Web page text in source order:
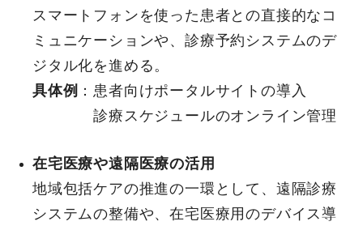
スマートフォンを使った患者との直接的なコ
ミュニケーションや、診療予約システムのデ
ジタル化を進める。
具体例 ：患者向けポータルサイトの導入
診療スケジュールのオンライン管理
在宅医療や遠隔医療の活用
地域包括ケアの推進の一環として、遠隔診療
システムの整備や、在宅医療用のデバイス導